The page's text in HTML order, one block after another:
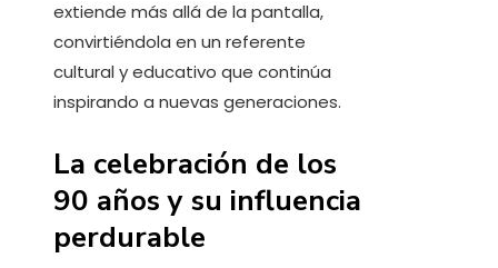
extiende más allá de la pantalla,
convirtiéndola en un referente
cultural y educativo que continúa
inspirando a nuevas generaciones.
La celebración de los
90 años y su influencia
perdurable